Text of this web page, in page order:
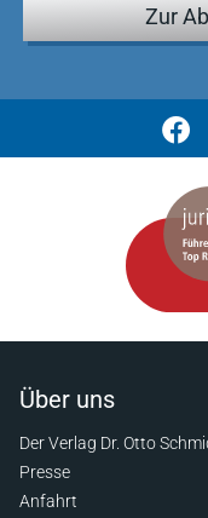
Zur
Über uns
Der Verlag Dr. Otto
Presse
Anfahrt